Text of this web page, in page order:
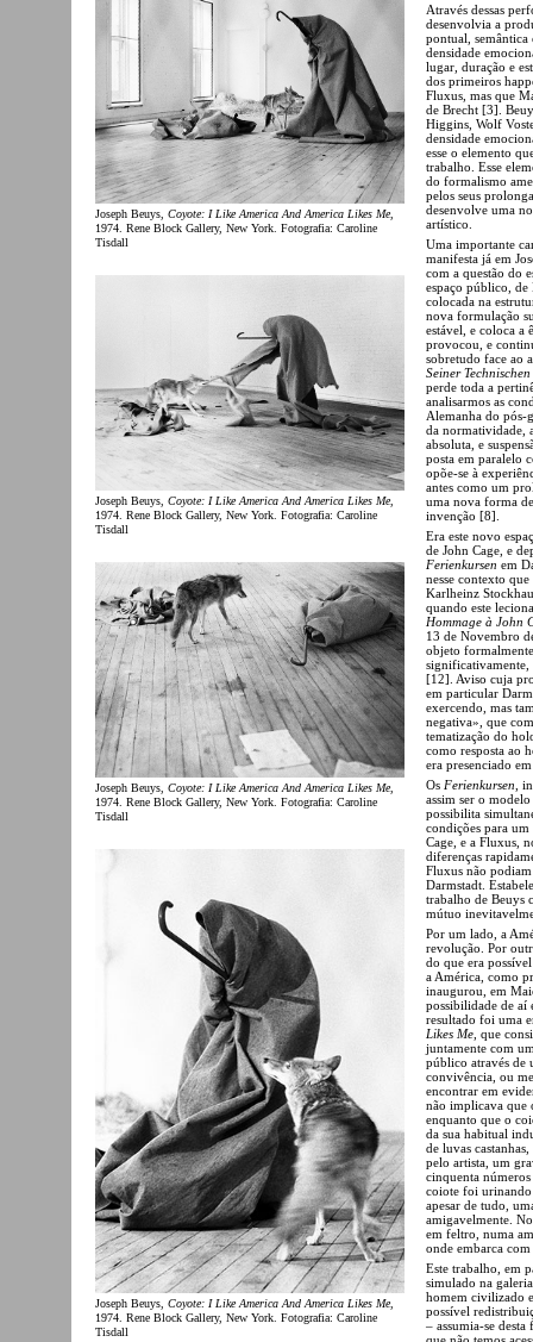
Joseph Beuys, Coyote: I Like America And America Likes Me,
1974. Rene Block Gallery, New York. Fotografia: Caroline
Tisdall
Joseph Beuys, Coyote: I Like America And America Likes Me,
1974. Rene Block Gallery, New York. Fotografia: Caroline
Tisdall
Joseph Beuys, Coyote: I Like America And America Likes Me,
1974. Rene Block Gallery, New York. Fotografia: Caroline
Tisdall
Joseph Beuys, Coyote: I Like America And America Likes Me,
1974. Rene Block Gallery, New York. Fotografia: Caroline
Tisdall
Através dessas
desenvolvia a
pontual, semântica
densidade
lugar, duração e
dos primeiros
Fluxus, mas que
de Brecht [3].
Higgins, Wolf
densidade
esse o elemento
trabalho. Esse
do formalismo
pelos seus
desenvolve uma
artístico.
Uma importante
manifesta já em
com a questão do
espaço público, de
colocada na
nova formulação
estável, e coloca a
provocou, e
sobretudo face ao
Seiner
perde toda a
analisarmos as
Alemanha do pós-
da normatividade,
absoluta, e
posta em paralelo
opõe-se à
antes como um
uma nova forma
invenção [8].
Era este novo
de John Cage, e
Ferienkursen em
nesse contexto
Karlheinz
quando este
Hommage à John
13 de Novembro
objeto
[12]. Aviso cuja
em particular
exercendo, mas
negativa», que
tematização do
como resposta ao
era presenciado
Os Ferienkursen ,
assim ser o
possibilita
condições para
Cage, e a Fluxus,
diferenças
Fluxus não podiam
Darmstadt.
trabalho de Beuys
mútuo
Por um lado, a
revolução. Por
do que era
a América, como
inaugurou, em
possibilidade de aí
resultado foi uma
Likes Me , que
juntamente com
público através de
convivência, ou
encontrar em
não implicava que
enquanto que o
da sua habitual
de luvas
pelo artista, um
cinquenta
coiote foi urinando
apesar de tudo,
amigavelmente.
em feltro, numa
onde embarca
Este trabalho, em
simulado na
homem civilizado
possível
– assumia-se